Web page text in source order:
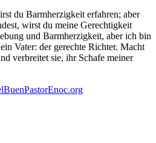
du Barmherzigkeit erfahren; aber
wirst du meine Gerechtigkeit
und Barmherzigkeit, aber ich bin
Vater: der gerechte Richter. Macht
verbreitet sie, ihr Schafe meiner